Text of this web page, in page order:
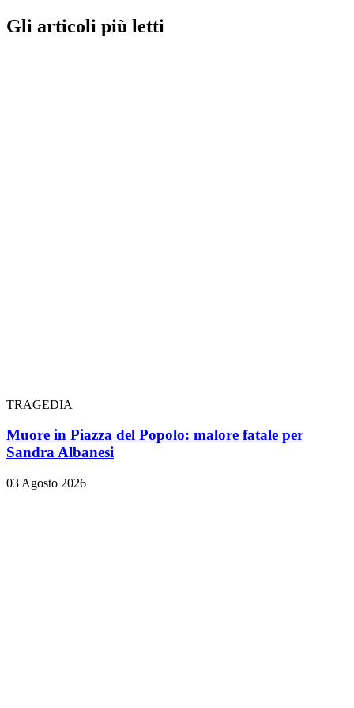
Gli articoli più letti
TRAGEDIA
Muore in Piazza del Popolo: malore fatale per
Sandra Albanesi
03 Agosto 2026